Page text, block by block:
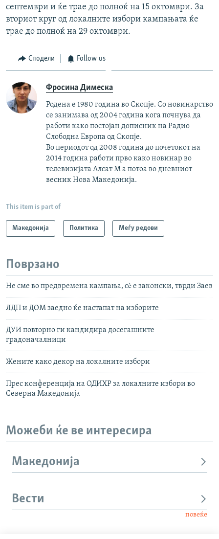
септември и ќе трае до полноќ на 15 октомври. За
вториот круг од локалните избори кампањата ќе
трае до полноќ на 29 октомври.
Сподели Follow us
Фросина Димеска
Родена е 1980 година во Скопје. Со новинарство
се занимава од 2004 година кога почнува да
работи како постојан дописник на Радио
Слободна Европа од Скопје.
Во периодот од 2008 година до почетокот на
2014 година работи прво како новинар во
телевизијата Алсат М а потоа во дневниот
весник Нова Македонија.
This item is part of
Македонија Политика Меѓу редови
Поврзано
Не сме во предвремена кампања, сè е законски, тврди Заев
ЛДП и ДОМ заедно ќе настапат на изборите
ДУИ повторно ги кандидира досегашните
градоначалници
Жените како декор на локалните избори
Прес конференција на ОДИХР за локалните избори во
Северна Македонија
Можеби ќе ве интересира
Македонија
Вести
повеќе